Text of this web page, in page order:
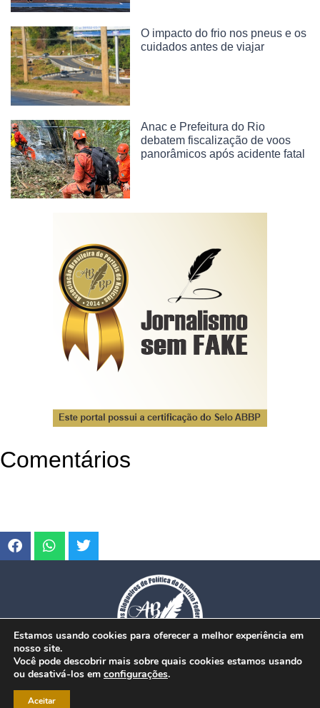
O impacto do frio nos pneus e os
cuidados antes de viajar
Anac e Prefeitura do Rio
debatem fiscalização de voos
panorâmicos após acidente fatal
Comentários
© Copyright 2026. www.dfmobilidade.com.br - Todos os direitos reservados.
Estamos usando cookies para oferecer a melhor experiência em
nosso site.
Você pode descobrir mais sobre quais cookies estamos usando
ou desativá-los em configurações.
Aceitar